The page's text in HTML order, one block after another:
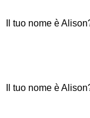
Il tuo nome è
Il tuo nome è